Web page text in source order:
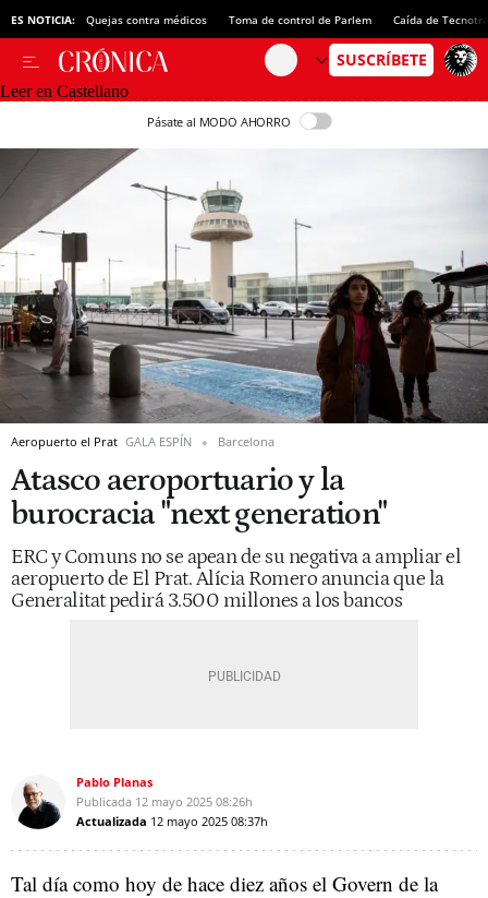
ES NOTICIA: Quejas contra médicos Toma de control de Parlem Caída de
Leer en Castellano
Pásate al MODO AHORRO
Aeropuerto el Prat GALA ESPÍN Barcelona
Atasco aeroportuario y la
burocracia "next generation"
ERC y Comuns no se apean de su negativa a ampliar el
aeropuerto de El Prat. Alícia Romero anuncia que la
Generalitat pedirá 3.500 millones a los bancos
Pablo Planas
Publicada 12 mayo 2025 08:26h
Actualizada 12 mayo 2025 08:37h
Tal día como hoy de hace diez años el Govern de la